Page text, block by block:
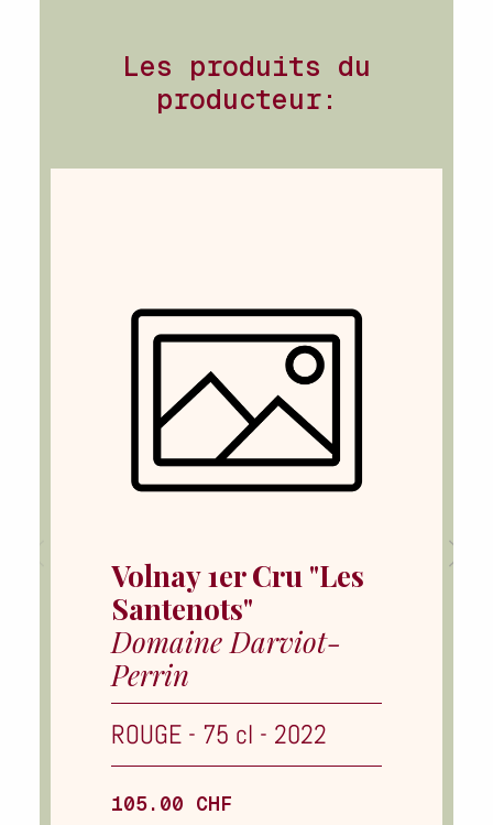
Les produits du
producteur:
Volnay 1er Cru "Les
Santenots"
Domaine Darviot-
Perrin
ROUGE - 75 cl - 2022
105.00 CHF